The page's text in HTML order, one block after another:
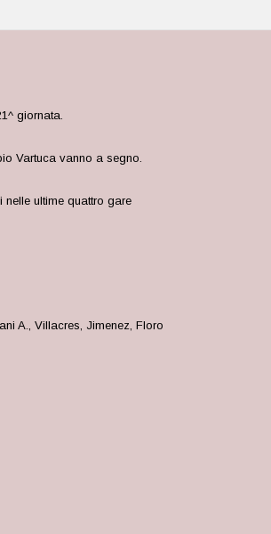
giornata.
Vartuca vanno a segno.
ultime quattro gare
A., Villacres, Jimenez, Floro